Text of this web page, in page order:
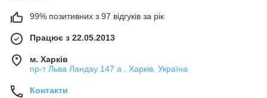
99% позитивних з 97 відгуків за рік
Працює з 22.05.2013
м. Харків
пр-т Льва Ландау 147 а , Харків, Україна
Контакти